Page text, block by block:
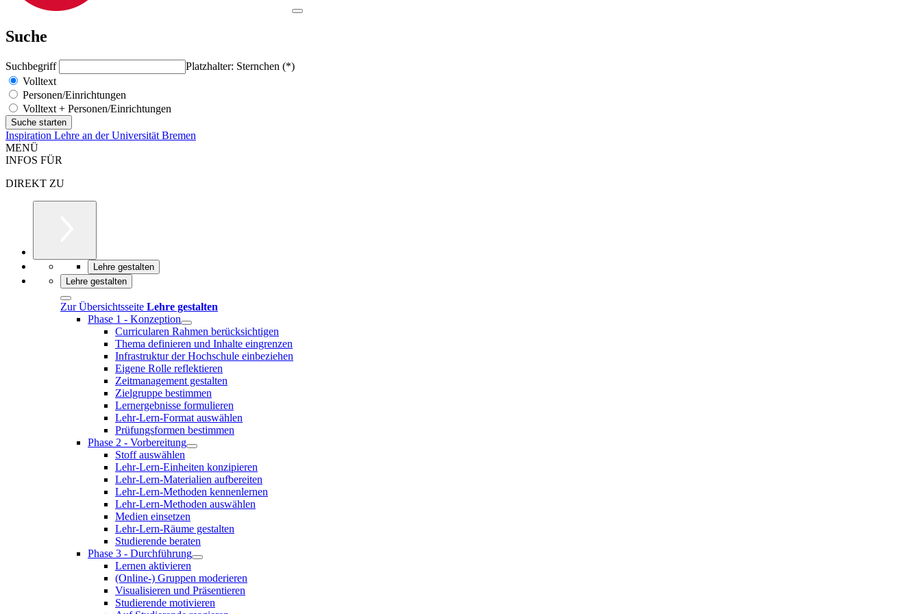
Suche
Suchbegriff
Platzhalter: Sternchen (*)
Volltext
Personen/Einrichtungen
Volltext + Personen/Einrichtungen
Inspiration Lehre an der Universität Bremen
MENÜ
INFOS FÜR
DIREKT ZU
Lehre gestalten
Lehre gestalten
Zur Übersichtsseite Lehre gestalten
Phase 1 - Konzeption
Curricularen Rahmen berücksichtigen
Thema definieren und Inhalte eingrenzen
Infrastruktur der Hochschule einbeziehen
Eigene Rolle reflektieren
Zeitmanagement gestalten
Zielgruppe bestimmen
Lernergebnisse formulieren
Lehr-Lern-Format auswählen
Prüfungsformen bestimmen
Phase 2 - Vorbereitung
Stoff auswählen
Lehr-Lern-Einheiten konzipieren
Lehr-Lern-Materialien aufbereiten
Lehr-Lern-Methoden kennenlernen
Lehr-Lern-Methoden auswählen
Medien einsetzen
Lehr-Lern-Räume gestalten
Studierende beraten
Phase 3 - Durchführung
Lernen aktivieren
(Online-) Gruppen moderieren
Visualisieren und Präsentieren
Studierende motivieren